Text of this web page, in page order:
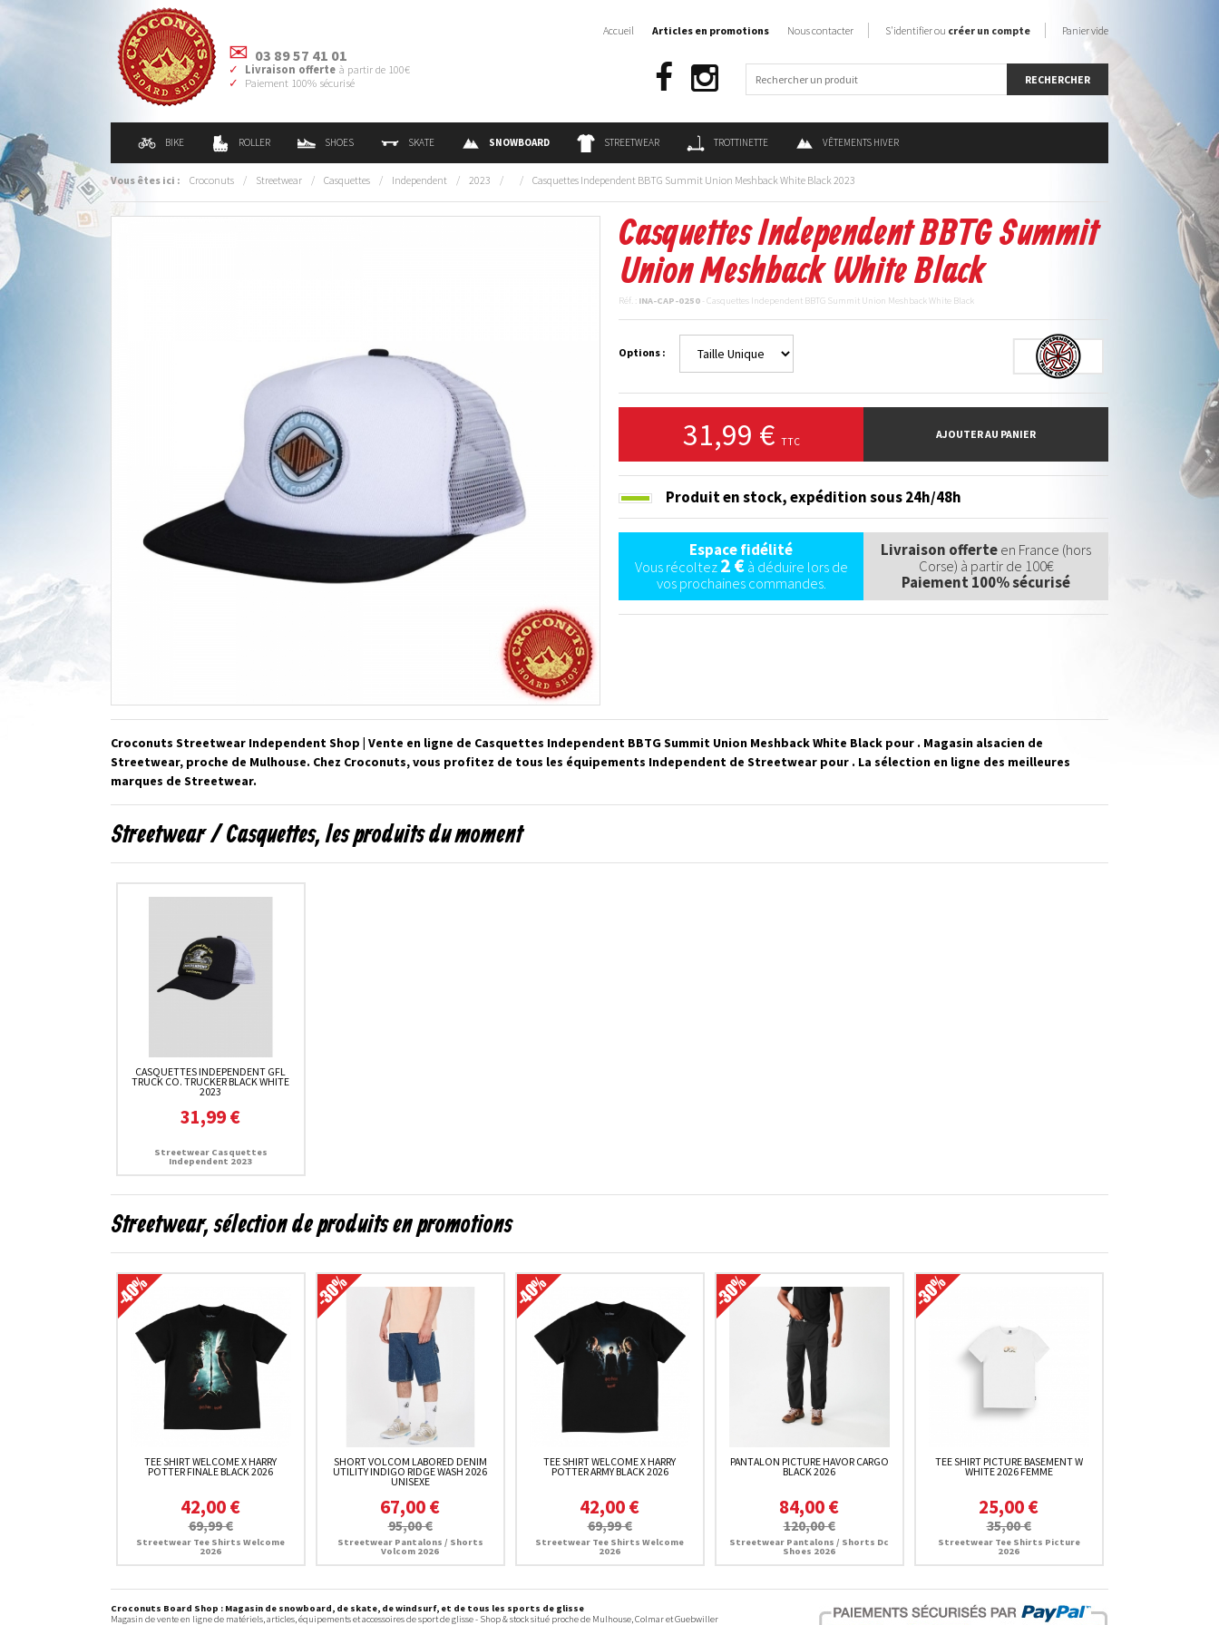
03 89 57 41 01
Livraison offerte à partir de 100€
Paiement 100% sécurisé
BIKE ROLLER SHOES SKATE SNOWBOARD STREETWEAR TROTTINETTE VÊTEMENTS HIVER
Accueil Articles en promotions Nous contacter S'identifier ou créer un compte Panier vide
Vous êtes ici : Croconuts / Streetwear / Casquettes / Independent / 2023 / / Casquettes Independent BBTG Summit Union Meshback White Black 2023
Casquettes Independent BBTG Summit
Union Meshback White Black
Réf. : INA-CAP-0250 - Casquettes Independent BBTG Summit Union Meshback White Black
Options :
31,99 € TTC
AJOUTER AU PANIER
Produit en stock,expédition sous 24h/48h
Espace fidélité
Vous récoltez2 €à déduire lors de
vos prochaines commandes.
Livraison offerteen France (hors
Corse) à partir de 100€
Paiement 100% sécurisé
Croconuts Streetwear Independent Shop | Vente en ligne de Casquettes Independent BBTG Summit Union Meshback White Black pour . Magasin alsacien de
Streetwear, proche de Mulhouse. Chez Croconuts, vous profitez de tous les équipements Independent de Streetwear pour . La sélection en ligne des meilleures
marques de Streetwear.
Streetwear / Casquettes, les produits du moment
CASQUETTES INDEPENDENT GFL
TRUCK CO. TRUCKER BLACK WHITE
2023
31,99 €
Streetwear Casquettes
Independent 2023
Streetwear, sélection de produits en promotions
TEE SHIRT WELCOME X HARRY
POTTER FINALE BLACK 2026
42,00 €
69,99 €
Streetwear Tee Shirts Welcome
2026
SHORT VOLCOM LABORED DENIM
UTILITY INDIGO RIDGE WASH 2026
UNISEXE
67,00 €
95,00 €
Streetwear Pantalons / Shorts
Volcom 2026
TEE SHIRT WELCOME X HARRY
POTTER ARMY BLACK 2026
42,00 €
69,99 €
Streetwear Tee Shirts Welcome
2026
PANTALON PICTURE HAVOR CARGO
BLACK 2026
84,00 €
120,00 €
Streetwear Pantalons / Shorts Dc
Shoes 2026
TEE SHIRT PICTURE BASEMENT W
WHITE 2026 FEMME
25,00 €
35,00 €
Streetwear Tee Shirts Picture
2026
Croconuts Board Shop : Magasin de snowboard, de skate, de windsurf, et de tous les sports de glisse
Magasin de vente en ligne de matériels, articles, équipements et accessoires de sport de glisse - Shop & stock situé proche de Mulhouse, Colmar et Guebwiller